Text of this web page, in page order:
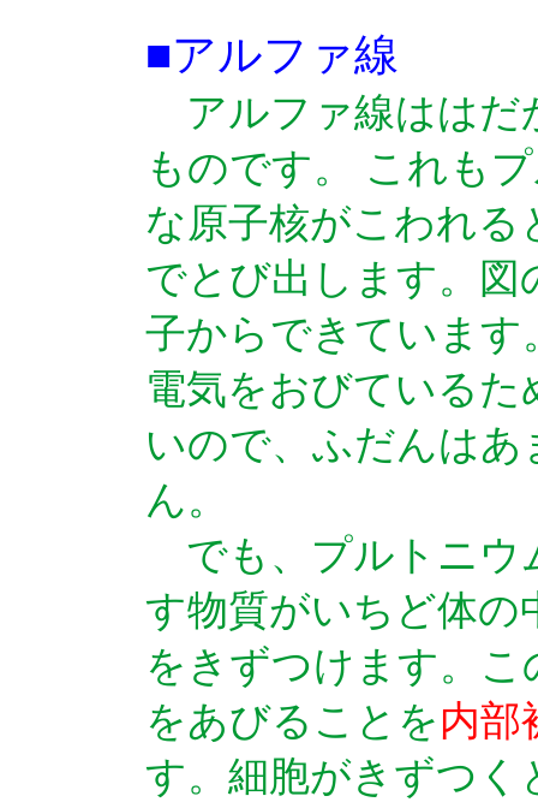
■アルファ線
アルファ線ははだ
ものです。 これも
な原子核がこわれ
でとび出します。図
子からできていま
電気をおびている
いので、ふだんはあ
ん。
でも、プルトニウ
す物質がいちど体の
をきずつけます。
をあびることを内部
す。細胞がきずつく